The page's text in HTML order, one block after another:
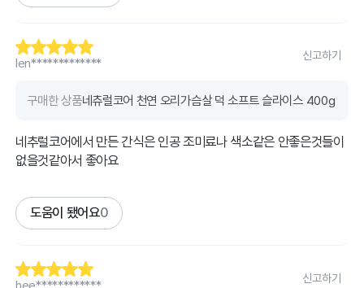
len*************
신고하기
구매한 상품네츄럴코어 천연 오리가슴살 덕 소프트 슬라이스 400g
네추럴코어에서 만든 간식은 인공 조미료나 색소같은 안좋은것들이
없을것같아서 좋아요
도움이 됐어요0
신고하기